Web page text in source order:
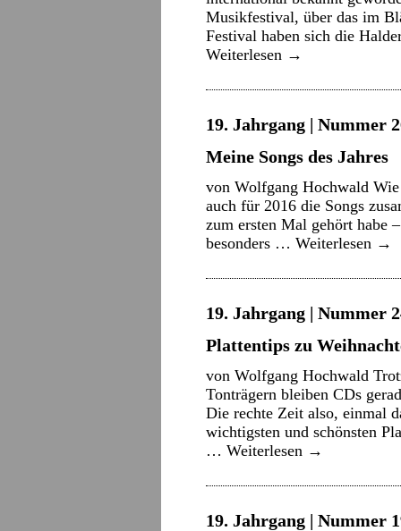
Musikfestival, über das im
Festival haben sich die
Weiterlesen →
19. Jahrgang | Nummer
Meine Songs des Jahres
von Wolfgang Hochwald Wie
auch für 2016 die Songs
zum ersten Mal gehört habe
besonders … Weiterlesen →
19. Jahrgang | Nummer
Plattentips zu
von Wolfgang Hochwald
Tonträgern bleiben CDs
Die rechte Zeit also, einmal
wichtigsten und schönsten
… Weiterlesen →
19. Jahrgang | Nummer